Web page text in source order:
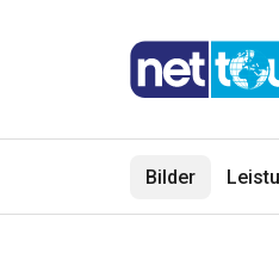
Bilder